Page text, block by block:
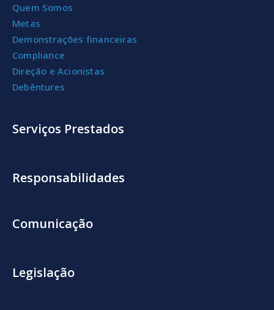
Quem Somos
Metas
Demonstrações financeiras
Compliance
Direção e Acionistas
Debêntures
Serviços Prestados
Responsabilidades
Comunicação
Legislação